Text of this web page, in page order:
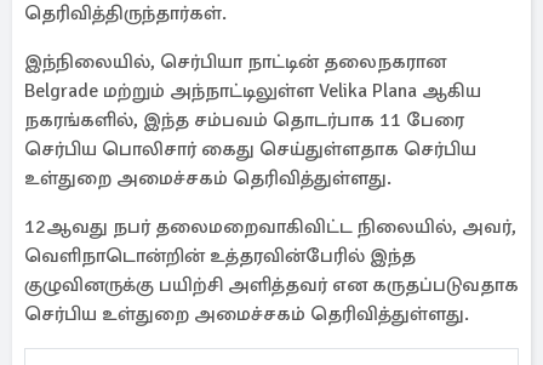
தெரிவித்திருந்தார்கள்.
இந்நிலையில், செர்பியா நாட்டின் தலைநகரான
Belgrade மற்றும் அந்நாட்டிலுள்ள Velika Plana ஆகிய
நகரங்களில், இந்த சம்பவம் தொடர்பாக 11 பேரை
செர்பிய பொலிசார் கைது செய்துள்ளதாக செர்பிய
உள்துறை அமைச்சகம் தெரிவித்துள்ளது.
12ஆவது நபர் தலைமறைவாகிவிட்ட நிலையில், அவர்,
வெளிநாடொன்றின் உத்தரவின்பேரில் இந்த
குழுவினருக்கு பயிற்சி அளித்தவர் என கருதப்படுவதாக
செர்பிய உள்துறை அமைச்சகம் தெரிவித்துள்ளது.